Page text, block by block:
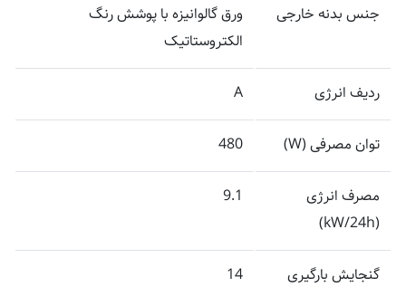
جنس بدنه خارجی
ورق گالوانیزه با پوشش رنگ
الکتروستاتیک
ردیف انرژی A
توان مصرفی (W) 480
مصرف انرژی
(kW/24h)
9.1
گنجایش بارگیری
14